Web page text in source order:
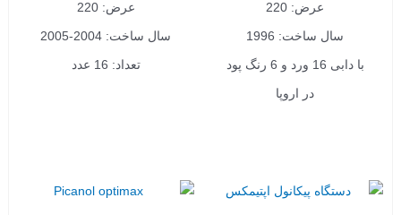
عرض: 220
سال ساخت: 1996
با دابی 16 ورد و 6 رنگ پود
در اروپا
عرض: 220
سال ساخت: 2004-2005
تعداد: 16 عدد